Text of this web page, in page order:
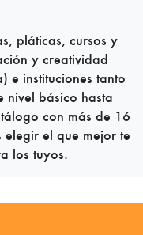
pláticas, cursos y
y creatividad
e instituciones tanto
nivel básico hasta
con más de 16
elegir el que mejor te
los tuyos.